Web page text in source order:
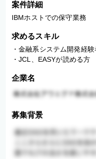
案件詳細
IBMホストでの保守業務
求めるスキル
・金融系システム開発経験
・JCL、EASYが読める方
企業名
募集背景